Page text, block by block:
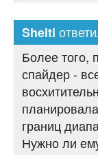
Shelti
Более того,
спайдер -
границ
Нужно ли